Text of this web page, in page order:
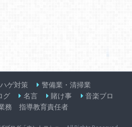
ゲ対策
警備業・清掃業
グ 名言 賭け事
音楽ブロ
務 指導教育責任者